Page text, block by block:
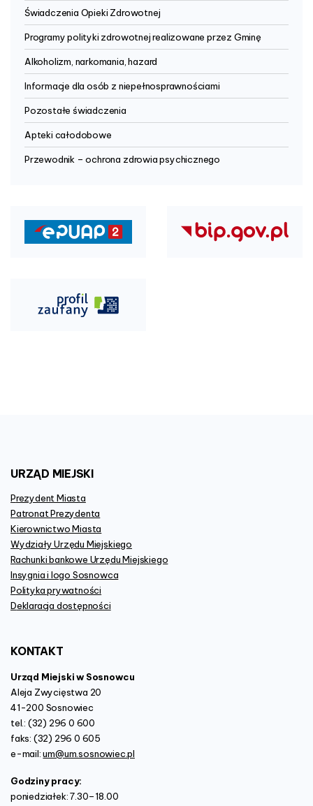
Świadczenia Opieki Zdrowotnej
Programy polityki zdrowotnej realizowane przez Gminę
Alkoholizm, narkomania, hazard
Informacje dla osób z niepełnosprawnościami
Pozostałe świadczenia
Apteki całodobowe
Przewodnik – ochrona zdrowia psychicznego
URZĄD MIEJSKI
Prezydent Miasta
Patronat Prezydenta
Kierownictwo Miasta
Wydziały Urzędu Miejskiego
Rachunki bankowe Urzędu Miejskiego
Insygnia i logo Sosnowca
Polityka prywatności
Deklaracja dostępności
KONTAKT
Urząd Miejski w Sosnowcu
Aleja Zwycięstwa 20
41-200 Sosnowiec
tel.: (32) 296 0 600
faks: (32) 296 0 605
e-mail:um@um.sosnowiec.pl
Godziny pracy:
poniedziałek: 7.30–18.00